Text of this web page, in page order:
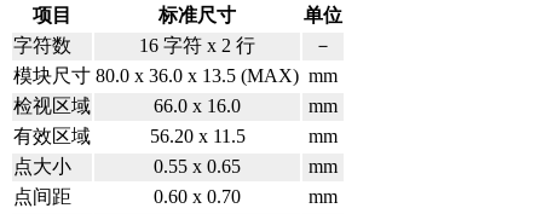
项目 标准尺寸
单位
字符数
16 字符 x 2 行
－
模块尺寸 80.0 x 36.0 x 13.5 (MAX) mm
检视区域
66.0 x 16.0
mm
有效区域
56.20 x 11.5
mm
点大小
0.55 x 0.65
mm
点间距
0.60 x 0.70
mm